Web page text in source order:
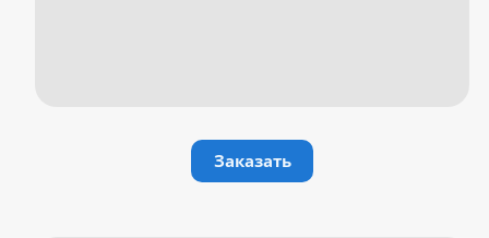
Заказать